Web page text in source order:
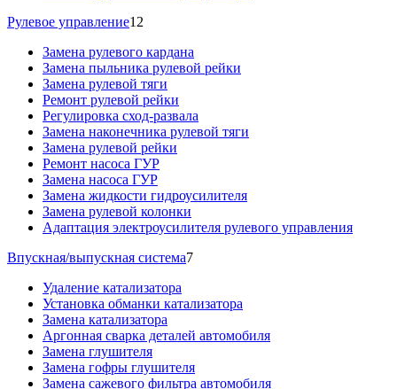
Рулевое управление12
Замена рулевого кардана
Замена пыльника рулевой рейки
Замена рулевой тяги
Ремонт рулевой рейки
Регулировка сход-развала
Замена наконечника рулевой тяги
Замена рулевой рейки
Ремонт насоса ГУР
Замена насоса ГУР
Замена жидкости гидроусилителя
Замена рулевой колонки
Адаптация электроусилителя рулевого управления
Впускная/выпускная система7
Удаление катализатора
Установка обманки катализатора
Замена катализатора
Аргонная сварка деталей автомобиля
Замена глушителя
Замена гофры глушителя
Замена сажевого фильтра автомобиля